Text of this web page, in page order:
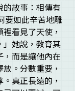
故事：相傳有
要如此辛苦地雕
看見了天使，
」她說，教育其
而是讓他內在
。分數重要，
真正長遠的，